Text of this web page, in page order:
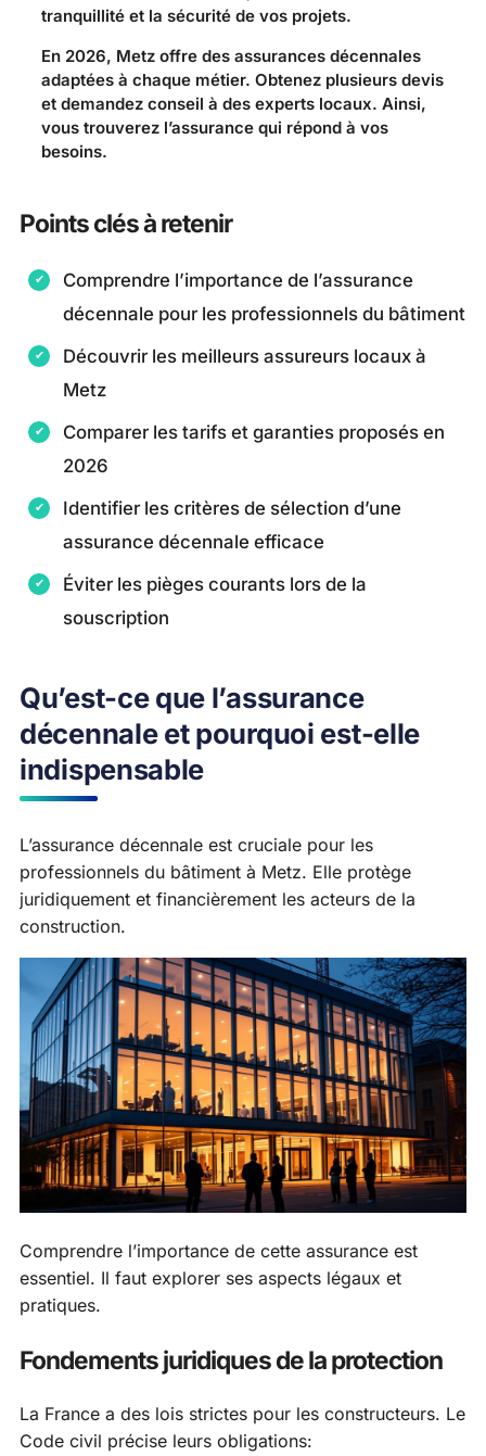
tranquillité et la sécurité de vos projets.
En 2026, Metz offre des assurances décennales
adaptées à chaque métier. Obtenez plusieurs devis
et demandez conseil à des experts locaux. Ainsi,
vous trouverez l’assurance qui répond à vos
besoins.
Points clés à retenir
Comprendre l’importance de l’assurance
décennale pour les professionnels du bâtiment
Découvrir les meilleurs assureurs locaux à
Metz
Comparer les tarifs et garanties proposés en
2026
Identifier les critères de sélection d’une
assurance décennale efficace
Éviter les pièges courants lors de la
souscription
Qu’est-ce que l’assurance
décennale et pourquoi est-elle
indispensable
L’assurance décennale est cruciale pour les
professionnels du bâtiment à Metz. Elle protège
juridiquement et financièrement les acteurs de la
construction.
Comprendre l’importance de cette assurance est
essentiel. Il faut explorer ses aspects légaux et
pratiques.
Fondements juridiques de la protection
La France a des lois strictes pour les constructeurs. Le
Code civil précise leurs obligations: